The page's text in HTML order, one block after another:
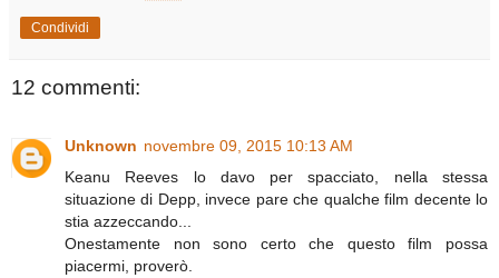
Condividi
12 commenti:
Unknown novembre 09, 2015 10:13 AM
Keanu Reeves lo davo per spacciato, nella stessa
situazione di Depp, invece pare che qualche film decente lo
stia azzeccando...
Onestamente non sono certo che questo film possa
piacermi, proverò.